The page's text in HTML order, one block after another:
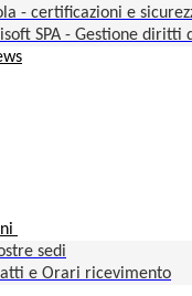
- certificazioni e
SPA - Gestione diritti
sedi
e Orari ricevimento